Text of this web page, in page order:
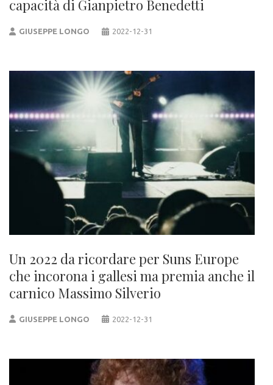
capacità di Gianpietro Benedetti
GIUSEPPE LONGO 2022-12-31
Un 2022 da ricordare per Suns Europe
che incorona i gallesi ma premia anche il
carnico Massimo Silverio
GIUSEPPE LONGO 2022-12-31